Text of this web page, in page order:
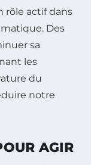
rôle actif dans
Des
sa
les
du
notre
AGIR